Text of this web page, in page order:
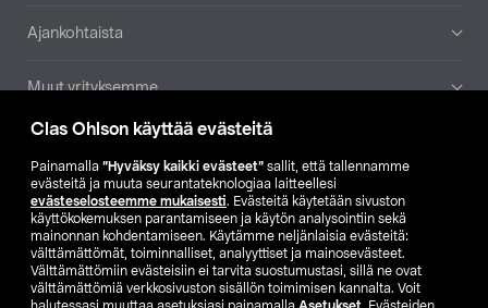
Clas Ohlson käyttää evästeitä
Painamalla ”Hyväksy kaikki evästeet” sallit, että tallennamme
evästeitä ja muuta seurantateknologiaa laitteellesi
evästeselosteemme mukaisesti. Evästeitä käytetään sivuston
käyttökokemuksen parantamiseen ja käytön analysointiin sekä
mainonnan kohdentamiseen. Käytämme neljänlaisia evästeitä:
välttämättömät, toiminnalliset, analyyttiset ja mainosevästeet.
Välttämättömiin evästeisiin ei tarvita suostumustasi, sillä ne ovat
välttämättömiä verkkosivuston sisällön toimimisen kannalta. Voit
Ajankohtaista
Muut yrityksemme
Etsi myymälä
SE NO FI
FI SV